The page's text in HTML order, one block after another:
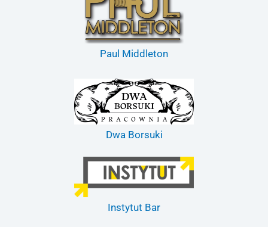
Paul Middleton
Dwa Borsuki
Instytut Bar